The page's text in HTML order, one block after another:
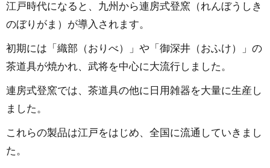
江戸時代になると、九州から連房式登窯（れんぼうしき
のぼりがま）が導入されます。
初期には「織部（おりべ）」や「御深井（おふけ）」の
茶道具が焼かれ、武将を中心に大流行しました。
連房式登窯では、茶道具の他に日用雑器を大量に生産し
ました。
これらの製品は江戸をはじめ、全国に流通していきまし
た。